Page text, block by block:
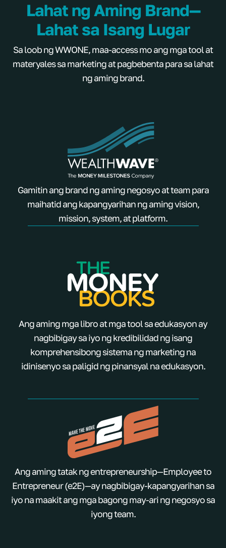
Lahat ng Aming Brand—
Lahat sa Isang Lugar
Sa loob ng WWONE, maa-access mo ang mga tool at
materyales sa marketing at pagbebenta para sa lahat
ng aming brand.
Gamitin ang brand ng aming negosyo at team para
maihatid ang kapangyarihan ng aming vision,
mission, system, at platform.
Ang aming mga libro at mga tool sa edukasyon ay
nagbibigay sa iyo ng kredibilidad ng isang
komprehensibong sistema ng marketing na
idinisenyo sa paligid ng pinansyal na edukasyon.
Ang aming tatak ng entrepreneurship—Employee to
Entrepreneur (e2E)—ay nagbibigay-kapangyarihan sa
iyo na maakit ang mga bagong may-ari ng negosyo sa
iyong team.